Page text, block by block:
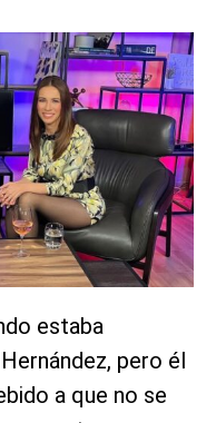
estaba
pero él
a que no se